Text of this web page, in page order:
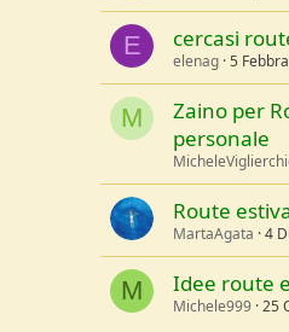
E cercasi
elenag 5
M
Zaino per
personale
Route
MartaAgata 4
M Idee route
Michele999 25